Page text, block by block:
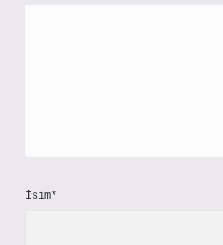
İsim*